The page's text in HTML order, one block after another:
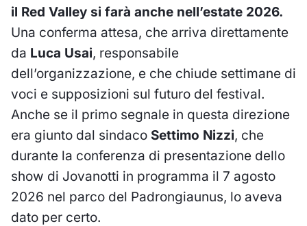
il Red Valley si farà anche nell’estate 2026.
Una conferma attesa, che arriva direttamente
da Luca Usai, responsabile
dell’organizzazione, e che chiude settimane di
voci e supposizioni sul futuro del festival.
Anche se il primo segnale in questa direzione
era giunto dal sindaco Settimo Nizzi, che
durante la conferenza di presentazione dello
show di Jovanotti in programma il 7 agosto
2026 nel parco del Padrongiaunus, lo aveva
dato per certo.